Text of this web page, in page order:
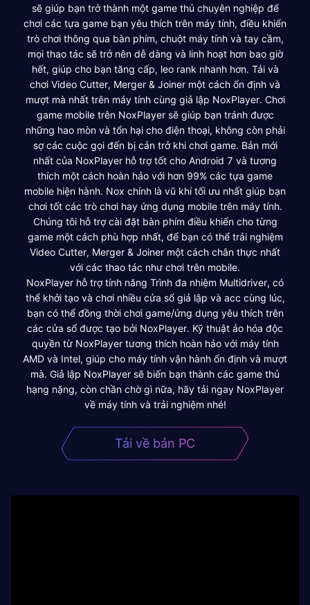
sẽ giúp bạn trở thành một game thủ chuyên nghiệp để
chơi các tựa game bạn yêu thích trên máy tính, điều khiển
trò chơi thông qua bàn phím, chuột máy tính và tay cầm,
mọi thao tác sẽ trở nên dễ dàng và linh hoạt hơn bao giờ
hết, giúp cho bạn tăng cấp, leo rank nhanh hơn. Tải và
chơi Video Cutter, Merger & Joiner một cách ổn định và
mượt mà nhất trên máy tính cùng giả lập NoxPlayer. Chơi
game mobile trên NoxPlayer sẽ giúp bạn tránh được
những hao mòn và tổn hại cho điện thoại, không còn phải
sợ các cuộc gọi đến bị cản trở khi chơi game. Bản mới
nhất của NoxPlayer hỗ trợ tốt cho Android 7 và tương
thích một cách hoàn hảo với hơn 99% các tựa game
mobile hiện hành. Nox chính là vũ khí tối ưu nhất giúp bạn
chơi tốt các trò chơi hay ứng dụng mobile trên máy tính.
Chúng tôi hỗ trợ cài đặt bàn phím điều khiển cho từng
game một cách phù hợp nhất, để bạn có thể trải nghiệm
Video Cutter, Merger & Joiner một cách chân thực nhất
với các thao tác như chơi trên mobile.
NoxPlayer hỗ trợ tính năng Trình đa nhiệm Multidriver, có
thể khởi tạo và chơi nhiều cửa sổ giả lập và acc cùng lúc,
bạn có thể đồng thời chơi game/ứng dụng yêu thích trên
các cửa sổ được tạo bởi NoxPlayer. Kỹ thuật ảo hóa độc
quyền từ NoxPlayer tương thích hoàn hảo với máy tính
AMD và Intel, giúp cho máy tính vận hành ổn định và mượt
mà. Giả lập NoxPlayer sẽ biến bạn thành các game thủ
hạng nặng, còn chần chờ gì nữa, hãy tải ngay NoxPlayer
về máy tính và trải nghiệm nhé!
Tải về bản PC